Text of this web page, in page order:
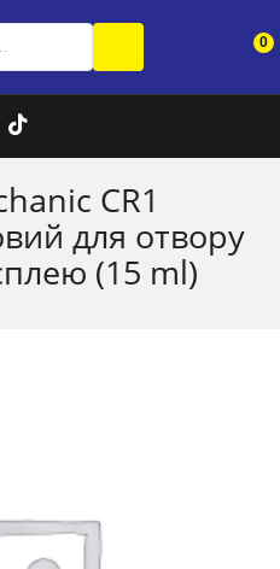
0
CR1
для отвору
(15 ml)